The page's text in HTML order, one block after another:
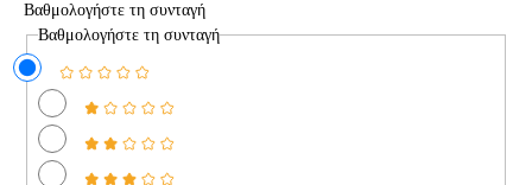
Βαθμολογήστε τη συνταγή
Βαθμολογήστε τη συνταγή